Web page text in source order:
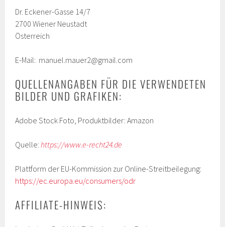
Dr. Eckener-Gasse 14/7
2700 Wiener Neustadt
Österreich
E-Mail: manuel.mauer2@gmail.com
QUELLENANGABEN FÜR DIE VERWENDETEN
BILDER UND GRAFIKEN:
Adobe Stock Foto, Produktbilder: Amazon
Quelle: https://www.e-recht24.de
Plattform der EU-Kommission zur Online-Streitbeilegung:
https://ec.europa.eu/consumers/odr
AFFILIATE-HINWEIS: